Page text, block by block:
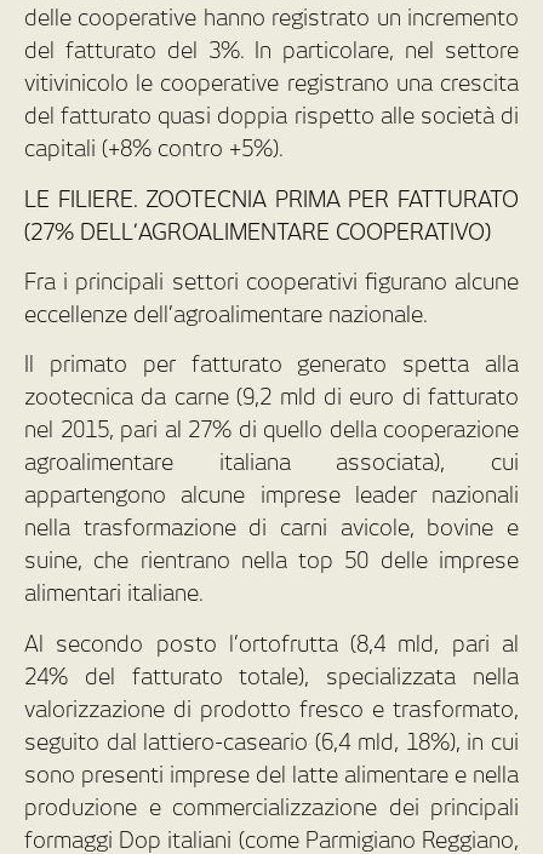
delle cooperative hanno registrato un incremento
del fatturato del 3%. In particolare, nel settore
vitivinicolo le cooperative registrano una crescita
del fatturato quasi doppia rispetto alle società di
capitali (+8% contro +5%).
LE FILIERE. ZOOTECNIA PRIMA PER FATTURATO
(27% DELL’AGROALIMENTARE COOPERATIVO)
Fra i principali settori cooperativi figurano alcune
eccellenze dell’agroalimentare nazionale.
Il primato per fatturato generato spetta alla
zootecnica da carne (9,2 mld di euro di fatturato
nel 2015, pari al 27% di quello della cooperazione
agroalimentare italiana associata), cui
appartengono alcune imprese leader nazionali
nella trasformazione di carni avicole, bovine e
suine, che rientrano nella top 50 delle imprese
alimentari italiane.
Al secondo posto l’ortofrutta (8,4 mld, pari al
24% del fatturato totale), specializzata nella
valorizzazione di prodotto fresco e trasformato,
seguito dal lattiero-caseario (6,4 mld, 18%), in cui
sono presenti imprese del latte alimentare e nella
produzione e commercializzazione dei principali
formaggi Dop italiani (come Parmigiano Reggiano,